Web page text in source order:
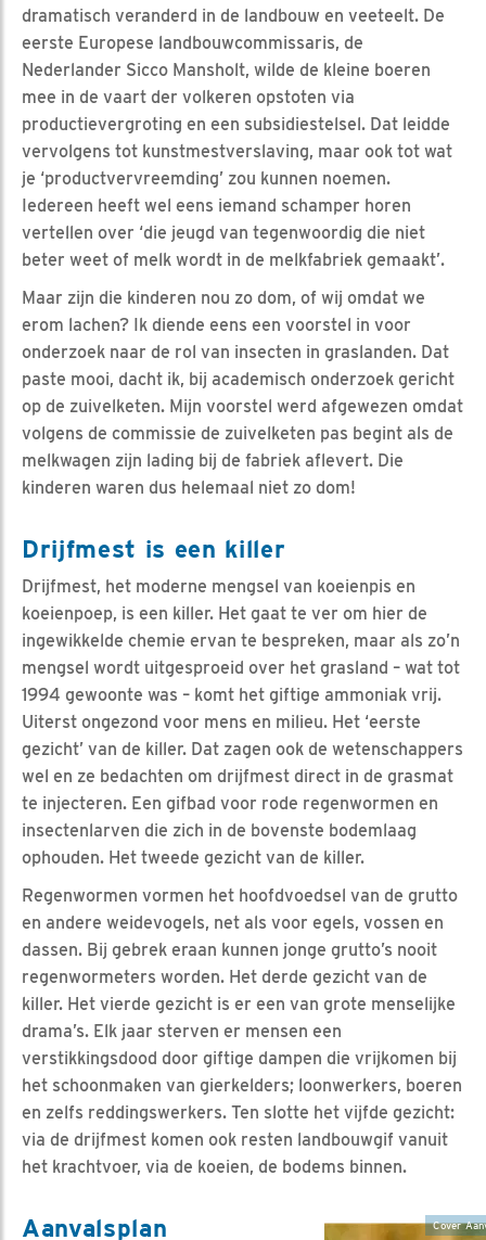
dramatisch veranderd in de landbouw en veeteelt. De
eerste Europese landbouwcommissaris, de
Nederlander Sicco Mansholt, wilde de kleine boeren
mee in de vaart der volkeren opstoten via
productievergroting en een subsidiestelsel. Dat leidde
vervolgens tot kunstmestverslaving, maar ook tot wat
je ‘productvervreemding’ zou kunnen noemen.
Iedereen heeft wel eens iemand schamper horen
vertellen over ‘die jeugd van tegenwoordig die niet
beter weet of melk wordt in de melkfabriek gemaakt’.
Maar zijn die kinderen nou zo dom, of wij omdat we
erom lachen? Ik diende eens een voorstel in voor
onderzoek naar de rol van insecten in graslanden. Dat
paste mooi, dacht ik, bij academisch onderzoek gericht
op de zuivelketen. Mijn voorstel werd afgewezen omdat
volgens de commissie de zuivelketen pas begint als de
melkwagen zijn lading bij de fabriek aflevert. Die
kinderen waren dus helemaal niet zo dom!
Drijfmest is een killer
Drijfmest, het moderne mengsel van koeienpis en
koeienpoep, is een killer. Het gaat te ver om hier de
ingewikkelde chemie ervan te bespreken, maar als zo’n
mengsel wordt uitgesproeid over het grasland – wat tot
1994 gewoonte was – komt het giftige ammoniak vrij.
Uiterst ongezond voor mens en milieu. Het ‘eerste
gezicht’ van de killer. Dat zagen ook de wetenschappers
wel en ze bedachten om drijfmest direct in de grasmat
te injecteren. Een gifbad voor rode regenwormen en
insectenlarven die zich in de bovenste bodemlaag
ophouden. Het tweede gezicht van de killer.
Regenwormen vormen het hoofdvoedsel van de grutto
en andere weidevogels, net als voor egels, vossen en
dassen. Bij gebrek eraan kunnen jonge grutto’s nooit
regenwormeters worden. Het derde gezicht van de
killer. Het vierde gezicht is er een van grote menselijke
drama’s. Elk jaar sterven er mensen een
verstikkingsdood door giftige dampen die vrijkomen bij
het schoonmaken van gierkelders; loonwerkers, boeren
en zelfs reddingswerkers. Ten slotte het vijfde gezicht:
via de drijfmest komen ook resten landbouwgif vanuit
het krachtvoer, via de koeien, de bodems binnen.
Cover
Aanvalsplan